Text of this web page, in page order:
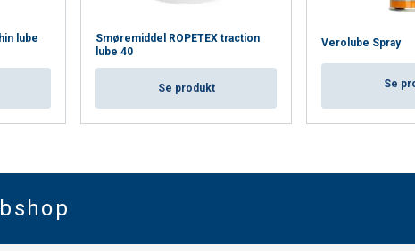
lube
Smøremiddel ROPETEX traction
lube 40
Se produkt
Verolube Spray
Se